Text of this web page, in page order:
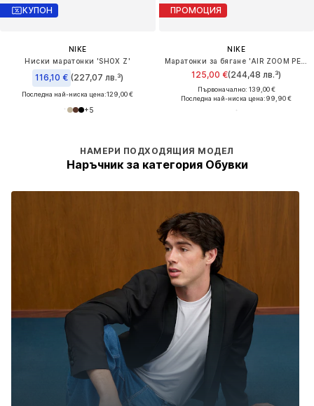
КУПОН
NIKE
Ниски маратонки 'SHOX Z'
116,10 € (227,07 лв.³)
Последна най-ниска цена:129,00 €
+5
ПРОМОЦИЯ
NIKE
125,00 €(244,48 лв.³)
Първоначално: 139,00 €
Последна най-ниска цена:99,90 €
НАМЕРИ ПОДХОДЯЩИЯ МОДЕЛ
Наръчник за категория Обувки